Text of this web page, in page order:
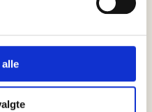
åbner
førende leverandører af
Virksomheden har rødder